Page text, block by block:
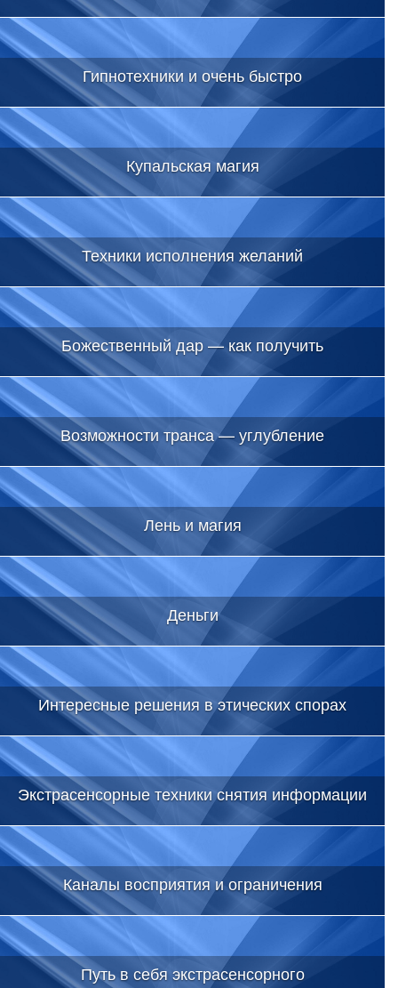
Гипнотехники и очень быстро
Купальская магия
Техники исполнения желаний
Божественный дар — как получить
Возможности транса — углубление
Лень и магия
Деньги
Интересные решения в этических спорах
Экстрасенсорные техники снятия информации
Каналы восприятия и ограничения
Путь в себя экстрасенсорного